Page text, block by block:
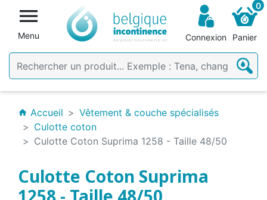

Menu Connexion
0
Panier
home Accueil
Vêtement & couche spécialisés
Culotte coton
Culotte Coton Suprima 1258 - Taille 48/50
Culotte Coton Suprima